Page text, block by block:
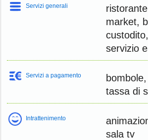
Servizi generali
market,
servizio
Servizi a pagamento
tassa di
Intrattenimento
sala tv